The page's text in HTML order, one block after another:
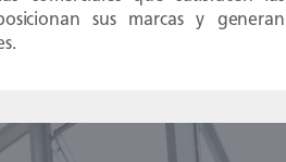
sus marcas y generan